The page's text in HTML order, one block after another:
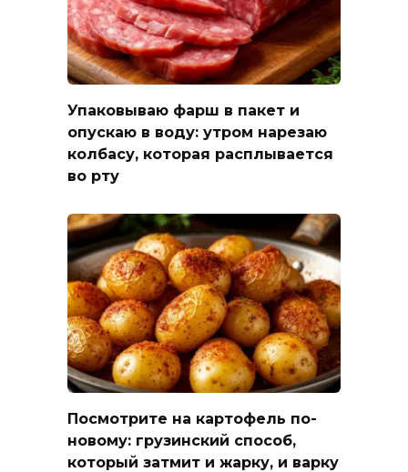
Упаковываю фарш в пакет и
опускаю в воду: утром нарезаю
колбасу, которая расплывается
во рту
Посмотрите на картофель по-
новому: грузинский способ,
который затмит и жарку, и варку